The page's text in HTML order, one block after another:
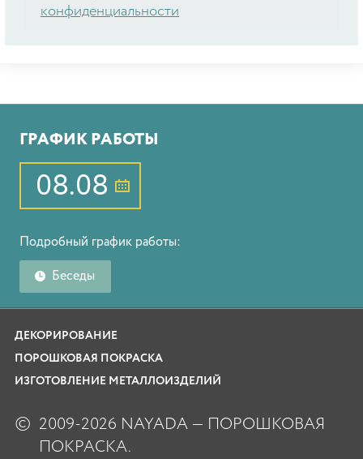
конфиденциальности
ГРАФИК РАБОТЫ
08.08
Подробный график работы:
Беседы
ДЕКОРИРОВАНИЕ
ПОРОШКОВАЯ ПОКРАСКА
ИЗГОТОВЛЕНИЕ МЕТАЛЛОИЗДЕЛИЙ
© 2009-2026 NAYADA — ПОРОШКОВАЯ
ПОКРАСКА.